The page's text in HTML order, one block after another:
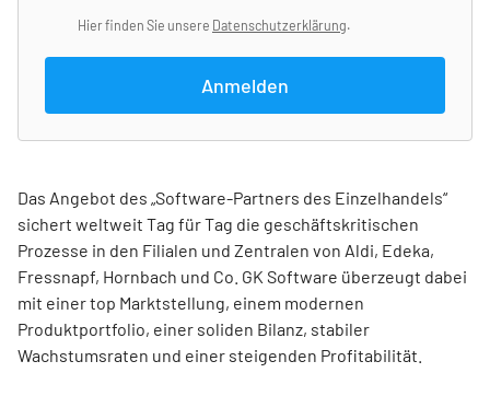
Hier finden Sie unsere Datenschutzerklärung.
Anmelden
Das Angebot des „Software-Partners des Einzelhandels“
sichert weltweit Tag für Tag die geschäftskritischen
Prozesse in den Filialen und Zentralen von Aldi, Edeka,
Fressnapf, Hornbach und Co. GK Software überzeugt dabei
mit einer top Marktstellung, einem modernen
Produktportfolio, einer soliden Bilanz, stabiler
Wachstumsraten und einer steigenden Profitabilität.